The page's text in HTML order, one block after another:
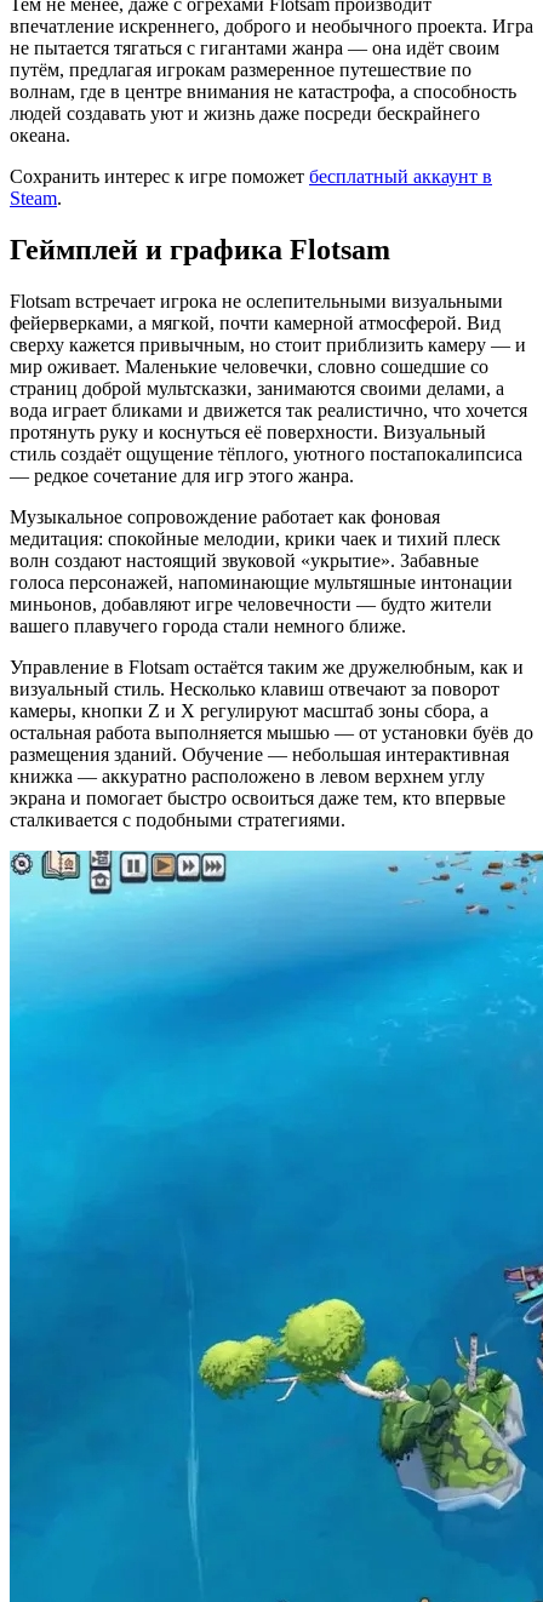
Тем не менее, даже с огрехами Flotsam производит
впечатление искреннего, доброго и необычного проекта. Игра
не пытается тягаться с гигантами жанра — она идёт своим
путём, предлагая игрокам размеренное путешествие по
волнам, где в центре внимания не катастрофа, а способность
людей создавать уют и жизнь даже посреди бескрайнего
океана.
Сохранить интерес к игре поможет бесплатный аккаунт в
Steam.
Геймплей и графика Flotsam
Flotsam встречает игрока не ослепительными визуальными
фейерверками, а мягкой, почти камерной атмосферой. Вид
сверху кажется привычным, но стоит приблизить камеру — и
мир оживает. Маленькие человечки, словно сошедшие со
страниц доброй мультсказки, занимаются своими делами, а
вода играет бликами и движется так реалистично, что хочется
протянуть руку и коснуться её поверхности. Визуальный
стиль создаёт ощущение тёплого, уютного постапокалипсиса
— редкое сочетание для игр этого жанра.
Музыкальное сопровождение работает как фоновая
медитация: спокойные мелодии, крики чаек и тихий плеск
волн создают настоящий звуковой «укрытие». Забавные
голоса персонажей, напоминающие мультяшные интонации
миньонов, добавляют игре человечности — будто жители
вашего плавучего города стали немного ближе.
Управление в Flotsam остаётся таким же дружелюбным, как и
визуальный стиль. Несколько клавиш отвечают за поворот
камеры, кнопки Z и X регулируют масштаб зоны сбора, а
остальная работа выполняется мышью — от установки буёв до
размещения зданий. Обучение — небольшая интерактивная
книжка — аккуратно расположено в левом верхнем углу
экрана и помогает быстро освоиться даже тем, кто впервые
сталкивается с подобными стратегиями.